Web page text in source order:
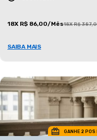
18X R$ 86,00/Mês18X R$
SAIBA MAIS
GANHE 2 POS